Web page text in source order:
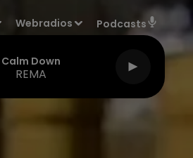
Webradios Podcasts
Calm Down
REMA